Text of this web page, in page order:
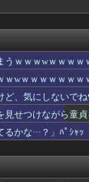
ったと思っていた
ｗｗｗｗ❤
ｗｗｗｗ
もいい、と公表し
垂れ流しｗｗｗｗ...
ママチャリで毎日
ずかしいという依...
す」wwww
うｗｗｗwｗｗｗ
ｗwｗｗｗｗｗｗｗ
ど、気にしないで
せつけながら童
かな···？」ﾊﾟｼｬｯ